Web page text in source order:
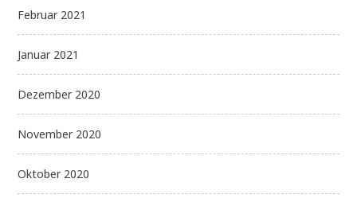
Februar 2021
Januar 2021
Dezember 2020
November 2020
Oktober 2020